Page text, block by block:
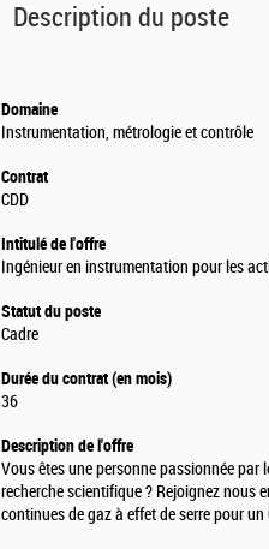
Description du poste
Domaine
Instrumentation, métrologie et contrôle
Contrat
CDD
Intitulé de l'offre
Ingénieur en instrumentation pour les
Statut du poste
Cadre
Durée du contrat (en mois)
36
Description de l'offre
Vous êtes une personne passionnée par
recherche scientifique ? Rejoignez nous
continues de gaz à effet de serre pour un